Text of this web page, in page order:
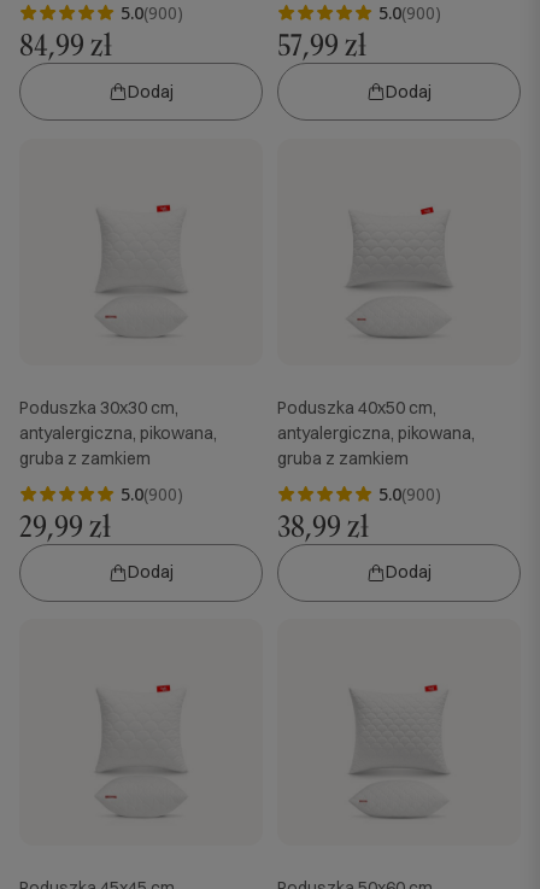
5.0(900)
84,99 zł
Dodaj
5.0(900)
57,99 zł
Dodaj
Poduszka 30x30 cm,
antyalergiczna, pikowana,
gruba z zamkiem
5.0(900)
29,99 zł
Dodaj
Poduszka 40x50 cm,
antyalergiczna, pikowana,
gruba z zamkiem
5.0(900)
38,99 zł
Dodaj